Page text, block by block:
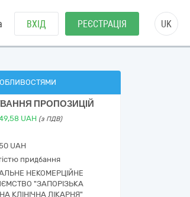
ВХІД РЕЄСТРАЦІЯ UK
ПРОПОЗИЦІЙ
UAH (з ПДВ)
UAH
придбання
НЕКОМЕРЦІЙНЕ
"ЗАПОРІЗЬКА
КЛІНІЧНА ЛІКАРНЯ"